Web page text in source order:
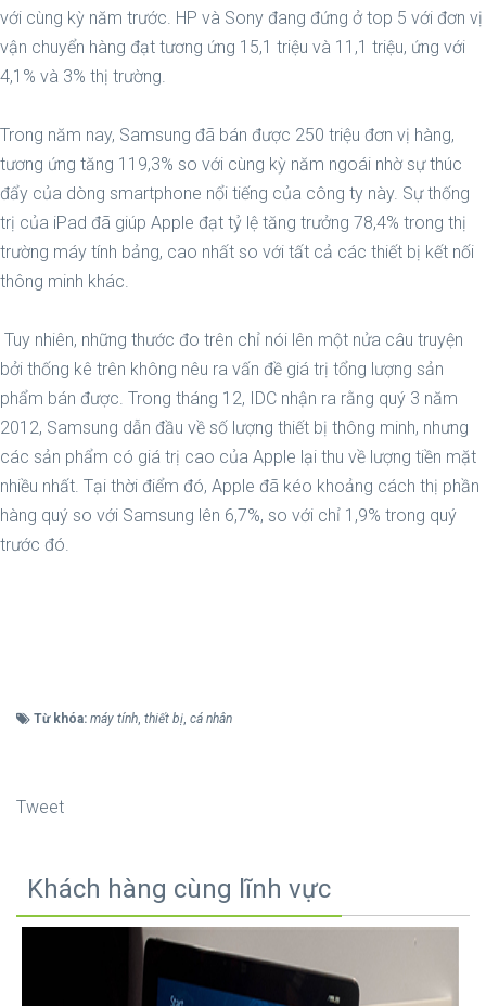
với cùng kỳ năm trước. HP và Sony đang đứng ở top 5 với đơn vị
vận chuyển hàng đạt tương ứng 15,1 triệu và 11,1 triệu, ứng với
4,1% và 3% thị trường.
Trong năm nay, Samsung đã bán được 250 triệu đơn vị hàng,
tương ứng tăng 119,3% so với cùng kỳ năm ngoái nhờ sự thúc
đẩy của dòng smartphone nổi tiếng của công ty này. Sự thống
trị của iPad đã giúp Apple đạt tỷ lệ tăng trưởng 78,4% trong thị
trường máy tính bảng, cao nhất so với tất cả các thiết bị kết nối
thông minh khác.
Tuy nhiên, những thước đo trên chỉ nói lên một nửa câu truyện
bởi thống kê trên không nêu ra vấn đề giá trị tổng lượng sản
phẩm bán được. Trong tháng 12, IDC nhận ra rằng quý 3 năm
2012, Samsung dẫn đầu về số lượng thiết bị thông minh, nhưng
các sản phẩm có giá trị cao của Apple lại thu về lượng tiền mặt
nhiều nhất. Tại thời điểm đó, Apple đã kéo khoảng cách thị phần
hàng quý so với Samsung lên 6,7%, so với chỉ 1,9% trong quý
trước đó.
Từ khóa: máy tính, thiết bị, cá nhân
Tweet
Khách hàng cùng lĩnh vực